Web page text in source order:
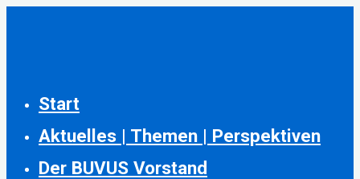
Start
Aktuelles | Themen | Perspektiven
Der BUVUS Vorstand